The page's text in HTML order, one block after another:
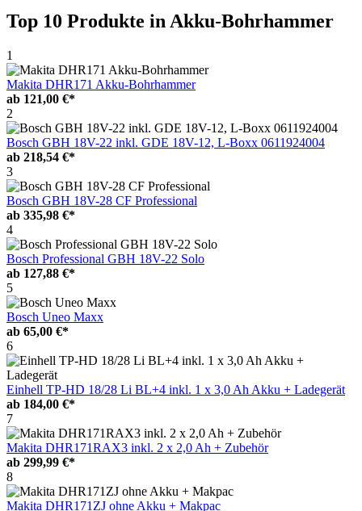
Top 10 Produkte in Akku-Bohrhammer
1
Makita DHR171 Akku-Bohrhammer
ab 121,00 €*
2
Bosch GBH 18V-22 inkl. GDE 18V-12, L-Boxx 0611924004
ab 218,54 €*
3
Bosch GBH 18V-28 CF Professional
ab 335,98 €*
4
Bosch Professional GBH 18V-22 Solo
ab 127,88 €*
5
Bosch Uneo Maxx
ab 65,00 €*
6
Einhell TP-HD 18/28 Li BL+4 inkl. 1 x 3,0 Ah Akku + Ladegerät
ab 184,00 €*
7
Makita DHR171RAX3 inkl. 2 x 2,0 Ah + Zubehör
ab 299,99 €*
8
Makita DHR171ZJ ohne Akku + Makpac